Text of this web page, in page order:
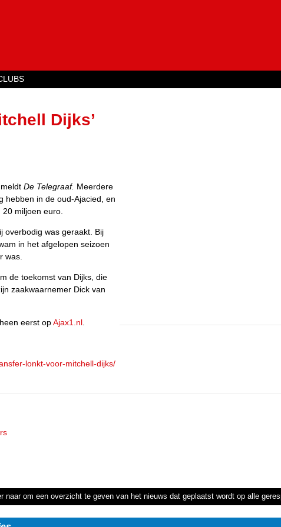
Dijks’
De Telegraaf. Meerdere
hebben in de oud-Ajacied, en
miljoen euro.
overbodig was geraakt. Bij
in het afgelopen seizoen
was.
de toekomst van Dijks, die
zaakwaarnemer Dick van
eerst opAjax1.nl
lonkt-voor-mitchell-dijks/
naar om een overzicht te geven van het nieuws dat geplaatst wordt op alle